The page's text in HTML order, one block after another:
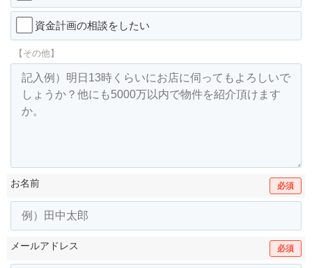
資金計画の相談をしたい
【その他】
お名前 必須
メールアドレス 必須